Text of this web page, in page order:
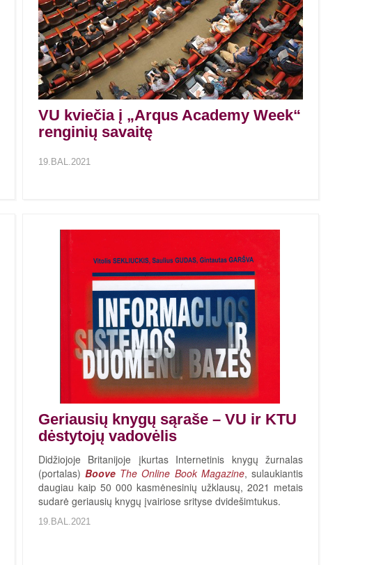
VU kviečia į „Arqus Academy Week“
renginių savaitę
19.BAL.2021
Geriausių knygų sąraše – VU ir KTU
dėstytojų vadovėlis
Didžiojoje Britanijoje įkurtas Internetinis knygų žurnalas
(portalas) BooveThe Online Book Magazine, sulaukiantis
daugiau kaip 50 000 kasmėnesinių užklausų, 2021 metais
sudarė geriausių knygų įvairiose srityse dvidešimtukus.
19.BAL.2021